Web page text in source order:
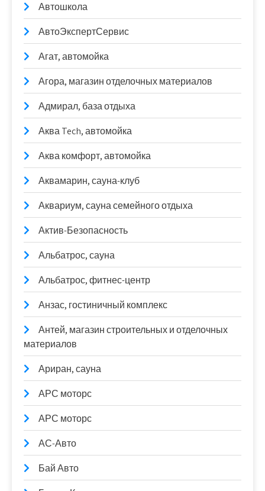
Автошкола
АвтоЭкспертСервис
Агат, автомойка
Агора, магазин отделочных материалов
Адмирал, база отдыха
Аква Tech, автомойка
Аква комфорт, автомойка
Аквамарин, сауна-клуб
Аквариум, сауна семейного отдыха
Актив-Безопасность
Альбатрос, сауна
Альбатрос, фитнес-центр
Анзас, гостиничный комплекс
Антей, магазин строительных и отделочных
материалов
Ариран, сауна
АРС моторс
АРС моторс
АС-Авто
Бай Авто